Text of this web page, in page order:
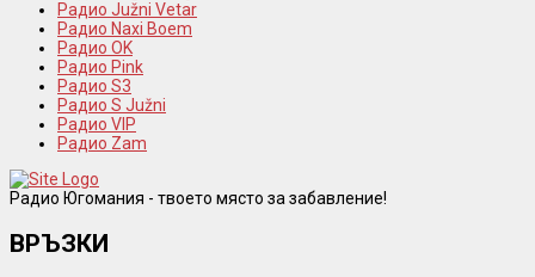
Радио Južni Vetar
Радио Naxi Boem
Радио OK
Радио Pink
Радио S3
Радио S Južni
Радио VIP
Радио Zam
Радио Югомания - твоето място за забавление!
ВРЪЗКИ